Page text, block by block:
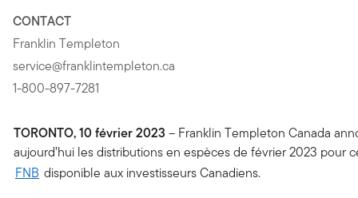
CONTACT
Franklin Templeton
service@franklintempleton.ca
1-800-897-7281
TORONTO, 10février2023 – Franklin Templeton Canada
aujourd’hui les distributions en espèces de février 2023 pour
FNB disponible aux investisseurs Canadiens.